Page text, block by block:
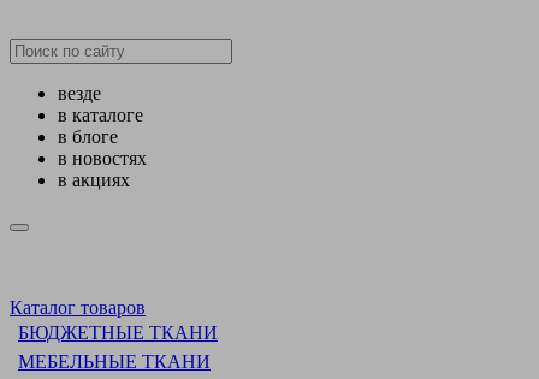
везде
в каталоге
в блоге
в новостях
в акциях
Каталог товаров
БЮДЖЕТНЫЕ ТКАНИ
МЕБЕЛЬНЫЕ ТКАНИ